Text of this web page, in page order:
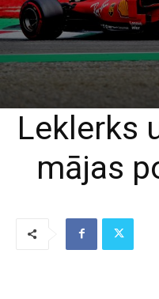
Leklerks
mājas